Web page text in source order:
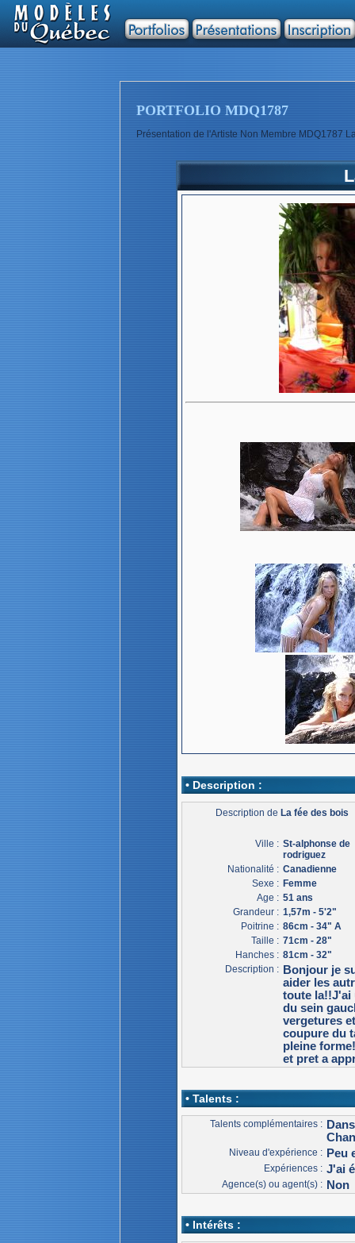
PORTFOLIO MDQ1787
Présentation de l'Artiste Non Membre MDQ1787
• Description :
Description deLa fée des bois
Ville : St-alphonse de
rodriguez
Nationalité : Canadienne
Sexe : Femme
Age : 51 ans
Grandeur : 1,57m - 5'2"
Poitrine : 86cm - 34" A
Taille : 71cm - 28"
Hanches : 81cm - 32"
Description : Bonjour je
aider les
toute la!!J'ai
du sein
vergetures
coupure du
pleine
et pret a
• Talents :
Talents complémentaires :
Niveau d'expérience : Peu
Expériences : J'ai
Agence(s) ou agent(s) : Non
• Intérêts :